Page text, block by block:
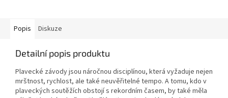
Popis Diskuze
Detailní popis produktu
Plavecké závody jsou náročnou disciplínou, která vyžaduje nejen
mrštnost, rychlost, ale také neuvěřitelné tempo. A tomu, kdo v
plaveckých soutěžích obstojí s rekordním časem, by také měla